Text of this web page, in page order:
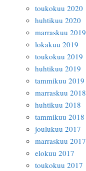
toukokuu 2020
huhtikuu 2020
marraskuu 2019
lokakuu 2019
toukokuu 2019
huhtikuu 2019
tammikuu 2019
marraskuu 2018
huhtikuu 2018
tammikuu 2018
joulukuu 2017
marraskuu 2017
elokuu 2017
toukokuu 2017